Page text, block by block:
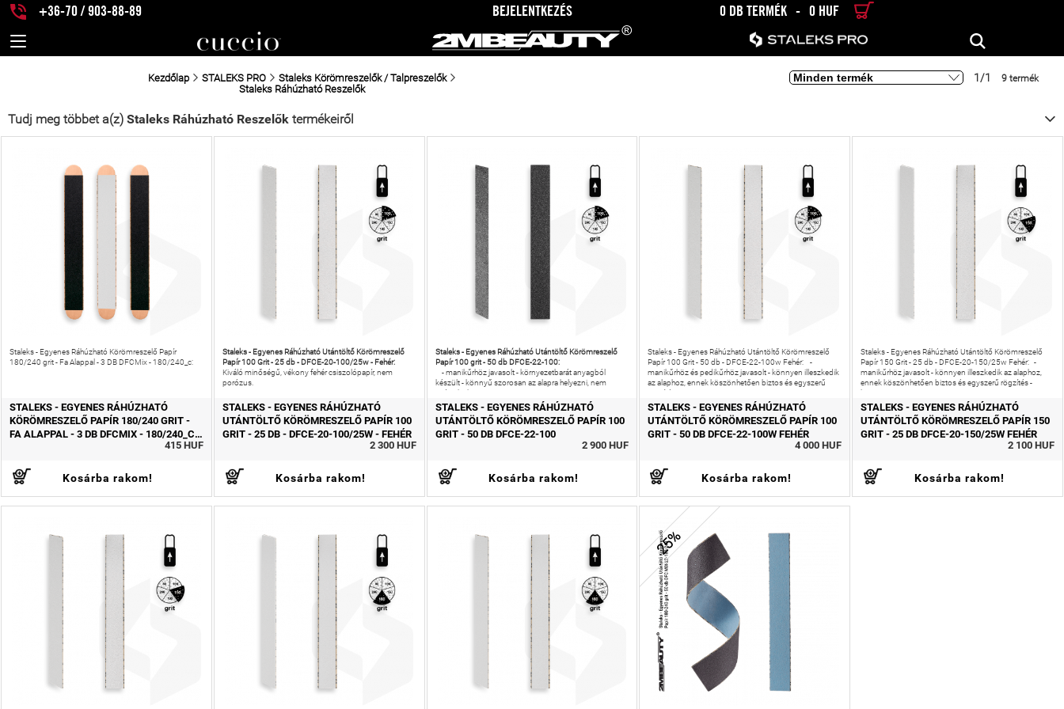
+36-70 / 903-88-89 BEJELENTKEZÉS 0 DB TERMÉK - 0 HUF
RÉSZLETES KERESÉS KERESÉS
Kezdőlap STALEKS PRO
Staleks Körömreszelők / Talpreszelők
Staleks Ráhúzható Reszelők
1/1 9 termék
Tudj meg többet a(z) Staleks Ráhúzható Reszelők termékeiről
Staleks - Egyenes Ráhúzható Körömreszelő Papír
180/240 grit - Fa Alappal - 3 DB DFCMix - 180/240_c:
STALEKS - EGYENES RÁHÚZHATÓ
KÖRÖMRESZELŐ PAPÍR 180/240 GRIT -
FA ALAPPAL - 3 DB DFCMIX - 180/240_C
415 HUF
Kosárba rakom!
Staleks - Egyenes Ráhúzható Utántöltő Körömreszelő
Papír 100 Grit - 25 db - DFCE-20-100/25w - Fehér:
Kiváló minőségű, vékony fehér csiszolópapír, nem
porózus.
STALEKS - EGYENES RÁHÚZHATÓ
UTÁNTÖLTŐ KÖRÖMRESZELŐ PAPÍR 100
GRIT - 25 DB - DFCE-20-100/25W - FEHÉR
2 300 HUF
Kosárba rakom!
Staleks - Egyenes Ráhúzható Utántöltő Körömreszelő
Papír 100 grit - 50 db DFCE-22-100:
- manikűrhöz javasolt - környezetbarát anyagból
készült - könnyű szorosan az alapra helyezni, nem
csúszik - könnyen
STALEKS - EGYENES RÁHÚZHATÓ
UTÁNTÖLTŐ KÖRÖMRESZELŐ PAPÍR 100
GRIT - 50 DB DFCE-22-100
2 900 HUF
Kosárba rakom!
Staleks - Egyenes Ráhúzható Utántöltő Körömreszelő
Papír 100 Grit - 50 db - DFCE-22-100w Fehér: -
manikűrhöz és pedikűrhöz javasolt - könnyen illeszkedik
az alaphoz, ennek köszönhetően biztos és egyszerű
rögzítés -
STALEKS - EGYENES RÁHÚZHATÓ
UTÁNTÖLTŐ KÖRÖMRESZELŐ PAPÍR 100
GRIT - 50 DB DFCE-22-100W FEHÉR
4 000 HUF
Kosárba rakom!
Staleks - Egyenes Ráhúzható Utántöltő Körömreszelő
Papír 150 Grit - 25 db - DFCE-20-150/25w Fehér: -
manikűrhöz javasolt - könnyen illeszkedik az alaphoz,
ennek köszönhetően biztos és egyszerű rögzítés -
könnyen
STALEKS - EGYENES RÁHÚZHATÓ
UTÁNTÖLTŐ KÖRÖMRESZELŐ PAPÍR 150
GRIT - 25 DB DFCE-20-150/25W FEHÉR
2 100 HUF
Kosárba rakom!
25%